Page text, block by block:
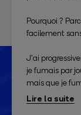
que j'ai eu et
mon
béquille !
J'aurai du
arriver, alors
il suffit d'avoir
Pourquoi ?
facilement
J'ai
je fumais par
mais que je
cigarette
'moment